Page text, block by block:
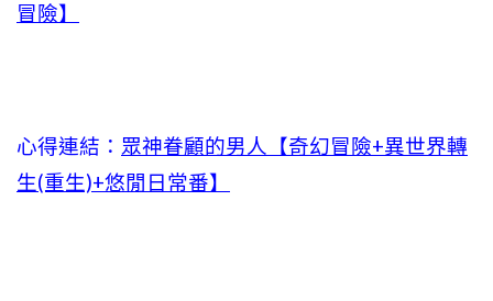
冒險】
心得連結： 眾神眷顧的男人【奇幻冒險+異世界轉
生(重生)+悠閒日常番】